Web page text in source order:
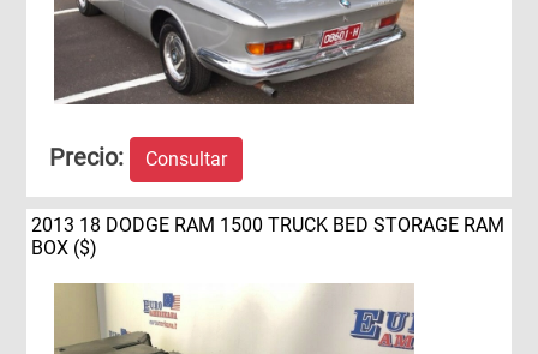
Precio: Consultar
2013 18 DODGE RAM 1500 TRUCK BED STORAGE RAM
BOX ($)